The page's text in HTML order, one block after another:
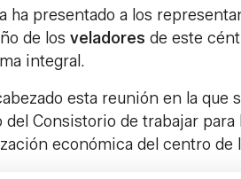
ha presentado a los
de los veladores de este
integral.
esta reunión en la que
Consistorio de trabajar para
económica del centro de